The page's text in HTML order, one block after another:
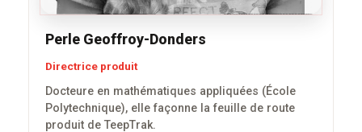
Perle Geoffroy-Donders
Directrice produit
Docteure en mathématiques appliquées (École
Polytechnique), elle façonne la feuille de route
produit de TeepTrak.